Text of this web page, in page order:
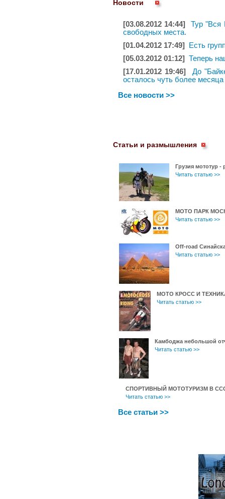
Новости
[03.08.2012 14:44]
Тур "Вся
свободных места.
[01.04.2012 17:49]
Есть
[05.03.2012 01:12]
Теперь
[17.01.2012 19:46]
До
осталось чуть более месяца
Все новости >>
Статьи и размышления
Грузия мототур -
Читать статью >>
МОТО ПАРК
Читать статью >>
Off-road
Читать статью >>
МОТО КРОСС И
Читать статью >>
Камбоджа небольшой
Читать статью >>
СПОРТИВНЫЙ МОТОТУРИЗМ В
Читать статью >>
Все статьи >>